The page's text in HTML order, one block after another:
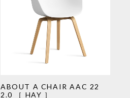
ABOUT A CHAIR AAC 22
2.0 ［ HAY ］